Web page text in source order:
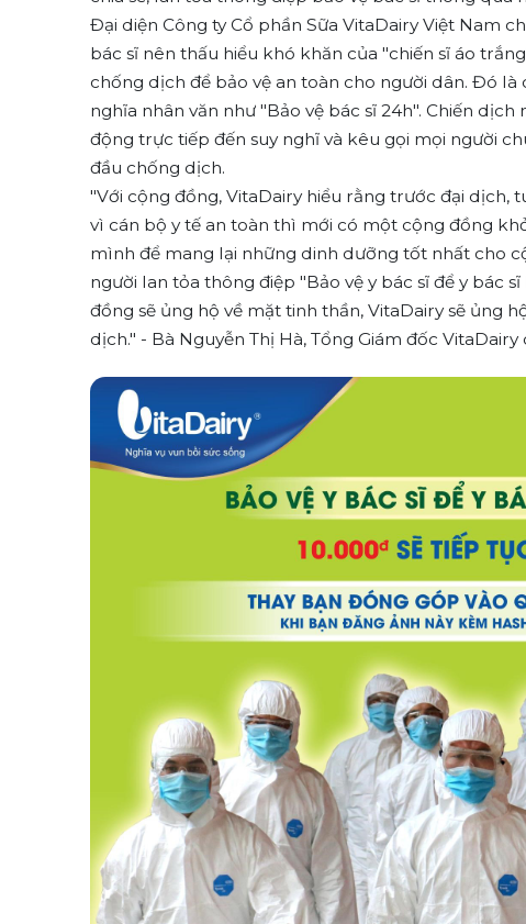
Đại diện Công ty Cổ phần Sữa VitaDairy Việt Nam
bác sĩ nên thấu hiểu khó khăn của "chiến sĩ áo
chống dịch để bảo vệ an toàn cho người dân. Đó
nghĩa nhân văn như "Bảo vệ bác sĩ 24h". Chiến
động trực tiếp đến suy nghĩ và kêu gọi mọi người
đầu chống dịch.
"Với cộng đồng, VitaDairy hiểu rằng trước đại dịch,
vì cán bộ y tế an toàn thì mới có một cộng đồng
mình để mang lại những dinh dưỡng tốt nhất cho
người lan tỏa thông điệp "Bảo vệ y bác sĩ để y bác
đồng sẽ ủng hộ về mặt tinh thần, VitaDairy sẽ ủng
dịch." - Bà Nguyễn Thị Hà, Tổng Giám đốc VitaDairy